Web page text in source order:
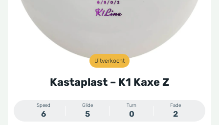
Uitverkocht
Kastaplast – K1 Kaxe Z
Speed
6
Glide
5
Turn
0
Fade
2